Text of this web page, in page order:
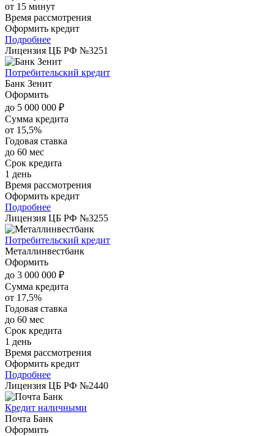
от 15 минут
Время рассмотрения
Оформить кредит
Подробнее
Лицензия ЦБ РФ №3251
Потребительский кредит
Банк Зенит
Оформить
до 5 000 000 ₽
Сумма кредита
от 15,5%
Годовая ставка
до 60 мес
Срок кредита
1 день
Время рассмотрения
Оформить кредит
Подробнее
Лицензия ЦБ РФ №3255
Потребительский кредит
Металлинвестбанк
Оформить
до 3 000 000 ₽
Сумма кредита
от 17,5%
Годовая ставка
до 60 мес
Срок кредита
1 день
Время рассмотрения
Оформить кредит
Подробнее
Лицензия ЦБ РФ №2440
Кредит наличными
Почта Банк
Оформить